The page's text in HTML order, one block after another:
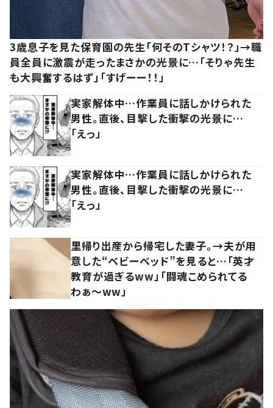
3歳息子を見た保育園の先生「何そのTシャツ！？」→職
員全員に激震が走ったまさかの光景に…「そりゃ先生
も大興奮するはず」「すげーー！！」
実家解体中…作業員に話しかけられた
男性。直後、目撃した衝撃の光景に…
「えっ」
実家解体中…作業員に話しかけられた
男性。直後、目撃した衝撃の光景に…
「えっ」
里帰り出産から帰宅した妻子。→夫が用
意した“ベビーベッド”を見ると…「英才
教育が過ぎるww」「闘魂こめられてる
わぁ～ww」